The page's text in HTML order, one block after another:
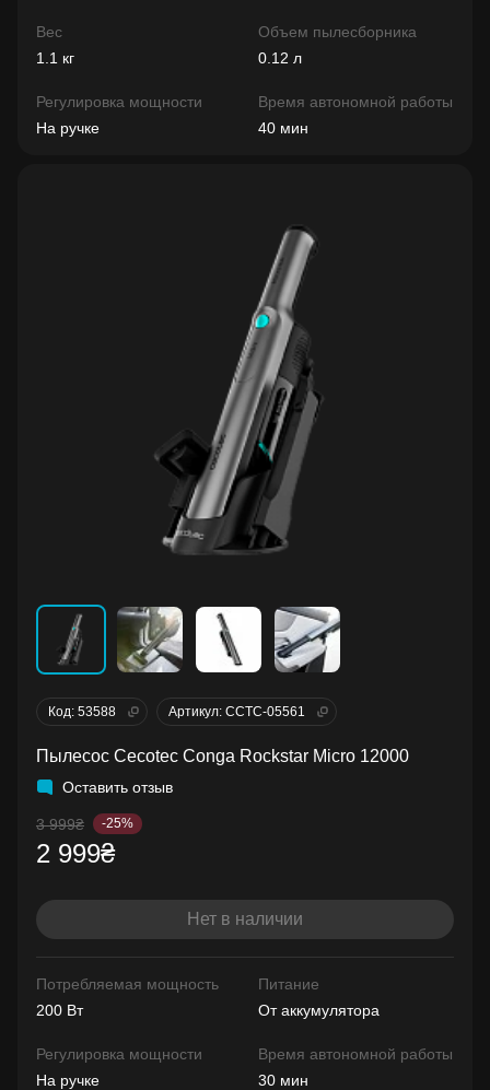
Вес
1.1 кг
Объем пылесборника
0.12 л
Регулировка мощности
На ручке
Время автономной работы
40 мин
Код: 53588 Артикул: CCTC-05561
Пылесос Cecotec Conga Rockstar Micro 12000
Оставить отзыв
3 999₴ -25%
2 999₴
Нет в наличии
Потребляемая мощность
200 Вт
Питание
От аккумулятора
Регулировка мощности
На ручке
Время автономной работы
30 мин